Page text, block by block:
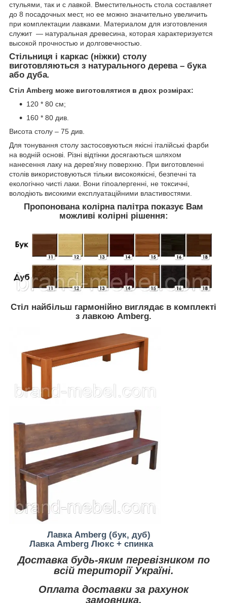
стульями, так и с лавкой. Вместительность стола составляет
до 8 посадочных мест, но ее можно значительно увеличить
при комплектации лавками. Материалом для изготовления
служит — натуральная древесина, которая характеризуется
высокой прочностью и долговечностью.
Стільниця і каркас (ніжки) столу
виготовляються з натурального дерева – бука
або дуба.
Стіл Amberg може виготовлятися в двох розмірах:
120 * 80 см;
160 * 80 див.
Висота столу – 75 див.
Для тонування столу застосовуються якісні італійські фарби
на водній основі. Різні відтінки досягаються шляхом
нанесення лаку на дерев'яну поверхню. При виготовленні
столів використовуються тільки високоякісні, безпечні та
екологічно чисті лаки. Вони гіпоалергенні, не токсичні,
володіють високими експлуатаційними властивостями.
Пропонована колірна палітра показує Вам
можливі колірні рішення:
Стіл найбільш гармонійно виглядає в комплекті
з лавкою Amberg.
Лавка Amberg (бук, дуб)
Лавка Amberg Люкс + спинка
Доставка будь-яким перевізником по
всій території Україні.
Оплата доставки за рахунок
замовника.